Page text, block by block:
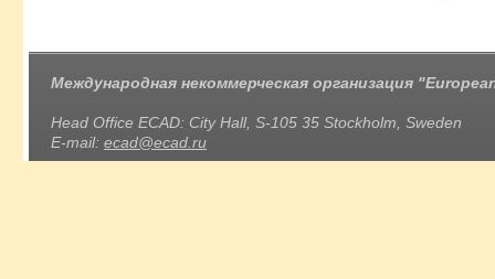
Международная некоммерческая организация
Head Office ECAD: City Hall, S-105 35 Stockholm, Sweden
E-mail: ecad@ecad.ru